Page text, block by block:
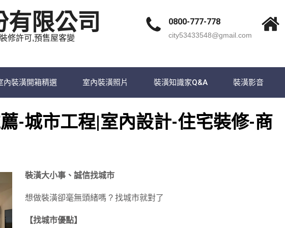
有限公司
修許可,預售屋客變
0800-777-778
city53433548@gmail.com
內裝潢開箱精選 室內裝潢照片 裝潢知識家Q&A 裝潢影音
-城市工程|室內設計-住宅裝修-商
裝潢大小事、誠信找城市
想做裝潢卻毫無頭緒嗎 ? 找城市就對了
【找城市優點】